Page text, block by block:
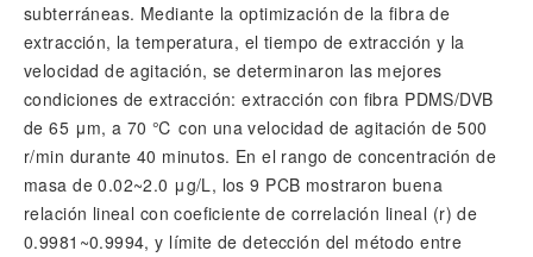
subterráneas. Mediante la optimización de la fibra de
extracción, la temperatura, el tiempo de extracción y la
velocidad de agitación, se determinaron las mejores
condiciones de extracción: extracción con fibra PDMS/DVB
de 65 μm, a 70 ℃ con una velocidad de agitación de 500
r/min durante 40 minutos. En el rango de concentración de
masa de 0.02~2.0 μg/L, los 9 PCB mostraron buena
relación lineal con coeficiente de correlación lineal (r) de
0.9981~0.9994, y límite de detección del método entre